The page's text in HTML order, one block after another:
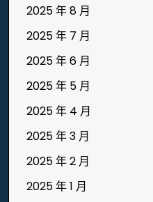
2025 年 8 月
2025 年 7 月
2025 年 6 月
2025 年 5 月
2025 年 4 月
2025 年 3 月
2025 年 2 月
2025 年 1 月